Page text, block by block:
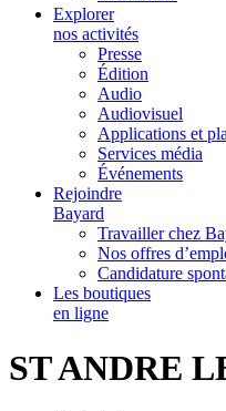
Explorer
nos activités
Presse
Édition
Audio
Audiovisuel
Applications et
Services média
Événements
Rejoindre
Bayard
Travailler chez
Nos offres
Candidature
Les boutiques
en ligne
ST ANDRE